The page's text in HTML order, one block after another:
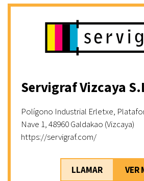
Servigraf Vizcaya
Polígono Industrial Erletxe,
Nave 1, 48960 Galdakao (Vizcaya)
https://servigraf.com/
LLAMAR VER